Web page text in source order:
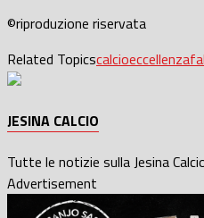
©riproduzione riservata
Related Topicscalcioeccellenza
JESINA CALCIO
Tutte le notizie sulla Jesina
Advertisement